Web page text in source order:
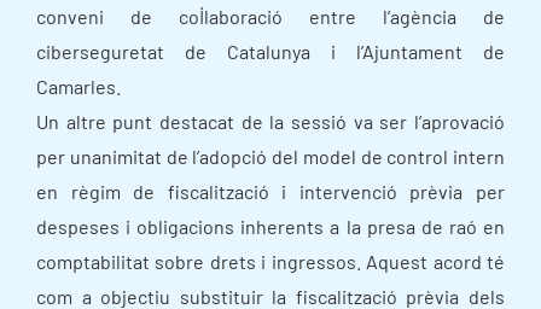
conveni de col·laboració entre l’agència de
ciberseguretat de Catalunya i l’Ajuntament de
Camarles.
Un altre punt destacat de la sessió va ser l’aprovació
per unanimitat de l’adopció del model de control intern
en règim de fiscalització i intervenció prèvia per
despeses i obligacions inherents a la presa de raó en
comptabilitat sobre drets i ingressos. Aquest acord té
com a objectiu substituir la fiscalització prèvia dels